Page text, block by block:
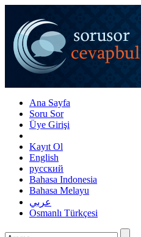
Ana Sayfa
Soru Sor
Üye Girişi
Kayıt Ol
English
русский
Bahasa Indonesia
Bahasa Melayu
عربي
Osmanlı Türkçesi